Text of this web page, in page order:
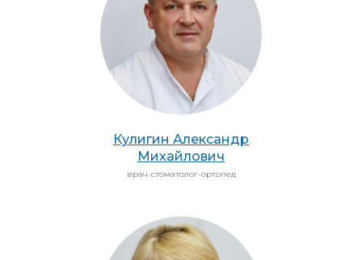
Кулигин Александр
Михайлович
врач-стоматолог-ортопед